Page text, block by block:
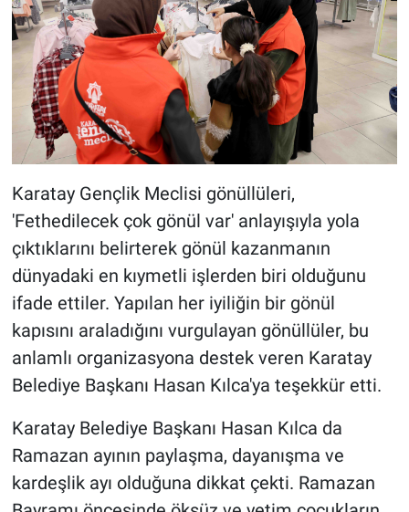
Karatay Gençlik Meclisi gönüllüleri,
'Fethedilecek çok gönül var' anlayışıyla yola
çıktıklarını belirterek gönül kazanmanın
dünyadaki en kıymetli işlerden biri olduğunu
ifade ettiler. Yapılan her iyiliğin bir gönül
kapısını araladığını vurgulayan gönüllüler, bu
anlamlı organizasyona destek veren Karatay
Belediye Başkanı Hasan Kılca'ya teşekkür etti.
Karatay Belediye Başkanı Hasan Kılca da
Ramazan ayının paylaşma, dayanışma ve
kardeşlik ayı olduğuna dikkat çekti. Ramazan